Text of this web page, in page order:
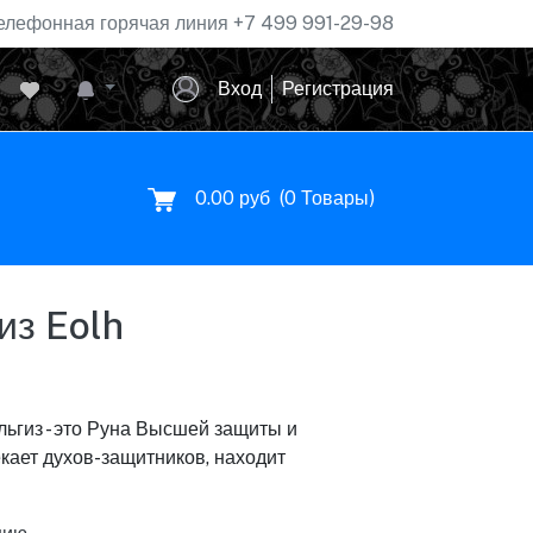
горячая линия +7 499 991-29-98
Вход Регистрация
0.00 руб (0 Товары)
Eolh
- это Руна Высшей защиты и
духов-защитников, находит